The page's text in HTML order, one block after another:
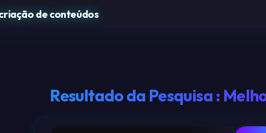
Resultado da Pesquisa :